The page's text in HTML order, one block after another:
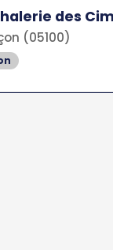
des
(05100)